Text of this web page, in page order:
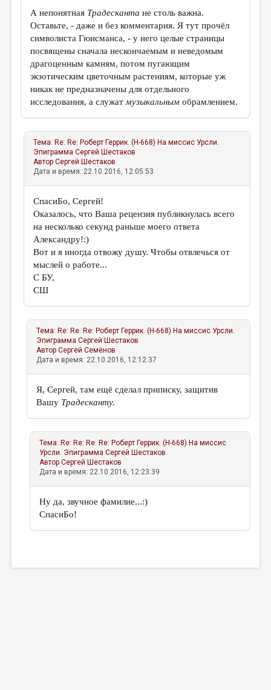
А непонятная Традескантане столь важна.
Оставьте, - даже и без комментария. Я тут прочёл
символиста Гюисманса, - у него целые страницы
посвящены сначала нескончаемым и неведомым
драгоценным камням, потом пугающим
экзотическим цветочным растениям, которые уж
никак не предназначены для отдельного
исследования, а служат музыкальным обрамлением.
Тема: Re: Re: Роберт Геррик. (Н-668) На миссис Урсли.
Эпиграмма Сергей Шестаков
АвторСергей Шестаков
Дата и время: 22.10.2016, 12:05:53
СпасиБо, Сергей!
Оказалось, что Ваша рецензия публикнулась всего
на несколько секунд раньше моего ответа
Александру!:)
Вот и я иногда отвожу душу. Чтобы отвлечься от
мыслей о работе...
С БУ,
СШ
Тема: Re: Re: Re: Роберт Геррик. (Н-668) На миссис Урсли.
Эпиграмма Сергей Шестаков
АвторСергей Семёнов
Дата и время: 22.10.2016, 12:12:37
Я, Сергей, там ещё сделал приписку, защитив
Вашу Традесканту.
Тема: Re: Re: Re: Re: Роберт Геррик. (Н-668) На миссис
Урсли. Эпиграмма Сергей Шестаков
АвторСергей Шестаков
Дата и время: 22.10.2016, 12:23:39
Ну да, звучное фамилие...:)
СпасиБо!